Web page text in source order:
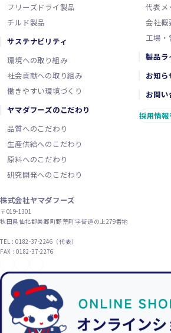
フリーズドライ製品
チルド製品
サステナビリティ
環境への取り組み
社会貢献への取り組み
働きやすい環境づくり
ヤマダフーズのこだわり
品質へのこだわり
生産供給へのこだわり
原料へのこだわり
研究開発へのこだわり
代表メ
会社概
工場・
製品ラ
お知ら
お問い
採用情報
株式会社ヤマダフーズ
〒019-1301
秋田県仙北郡美郷町野荒町字街道の上279番地
TEL : 0182-37-2246（代表）
FAX : 0182-37-2276